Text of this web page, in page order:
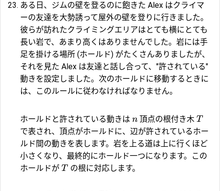
ある日、ジムの壁を登るのに飽きた Alex はクライマ
ーの友達を大勢誘って屋外の壁を登りに行きました。
彼らが訪れたクライミングエリアはとても横にとても
長い岩で、あまり高くはありませんでした。岩には手
足を掛ける場所 (ホールド) がたくさんありましたが、
それを見た Alex は友達と話し合って、"許されている"
動きを設定しました。次のホールドに移動するときに
は、このルールに従わなければなりません。
ホールドと許されている動きは n 頂点の根付き木 T
で表され、頂点がホールドに、辺が許されているホー
ルド間の動きを表します。岩を上る道は上に行くほど
小さくなり、最終的にホールド一つになります。この
ホールドが T の根に対応します。